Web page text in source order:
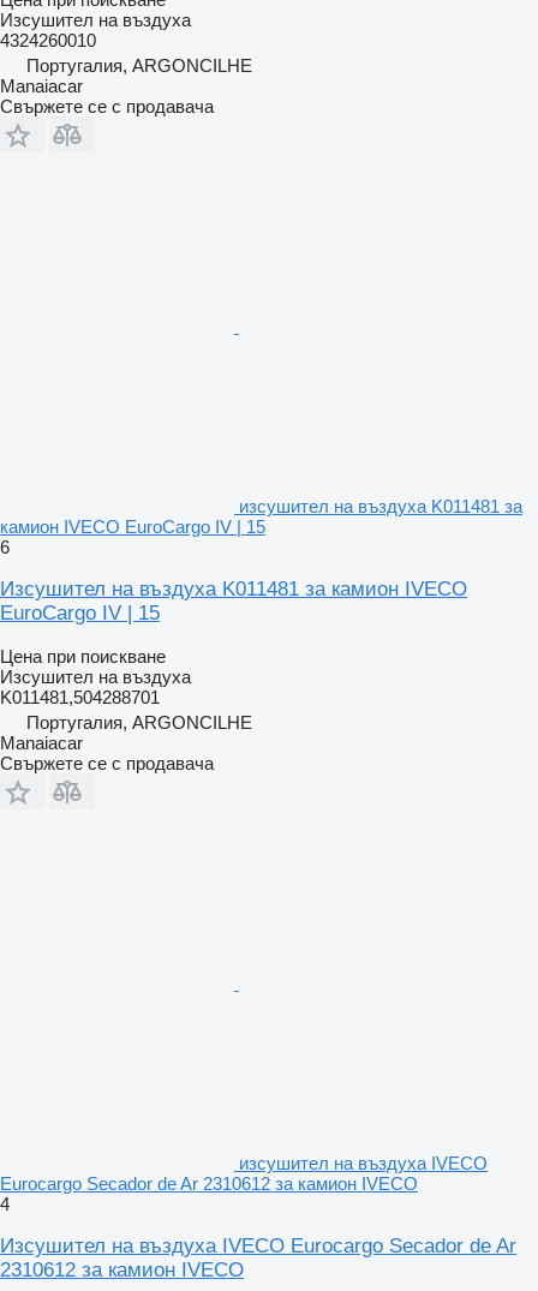
Изсушител на въздуха
4324260010
Португалия, ARGONCILHE
Manaiacar
Свържете се с продавача
изсушител на въздуха K011481 за
камион IVECO EuroCargo IV | 15
6
Изсушител на въздуха K011481 за камион IVECO
EuroCargo IV | 15
Цена при поискване
Изсушител на въздуха
K011481,504288701
Португалия, ARGONCILHE
Manaiacar
Свържете се с продавача
изсушител на въздуха IVECO
Eurocargo Secador de Ar 2310612 за камион IVECO
4
Изсушител на въздуха IVECO Eurocargo Secador de Ar
2310612 за камион IVECO